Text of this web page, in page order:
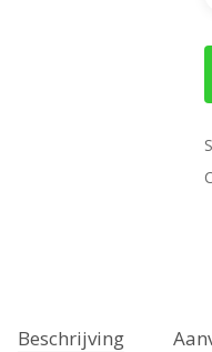
Beschrijving